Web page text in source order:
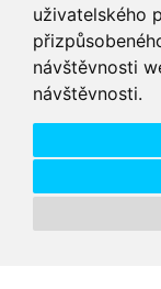
uživatelského
návštěvnosti
návštěvnosti.
VIP servis
na zakoupená
elektrokola
Doprava
pro
Copyright © 2026